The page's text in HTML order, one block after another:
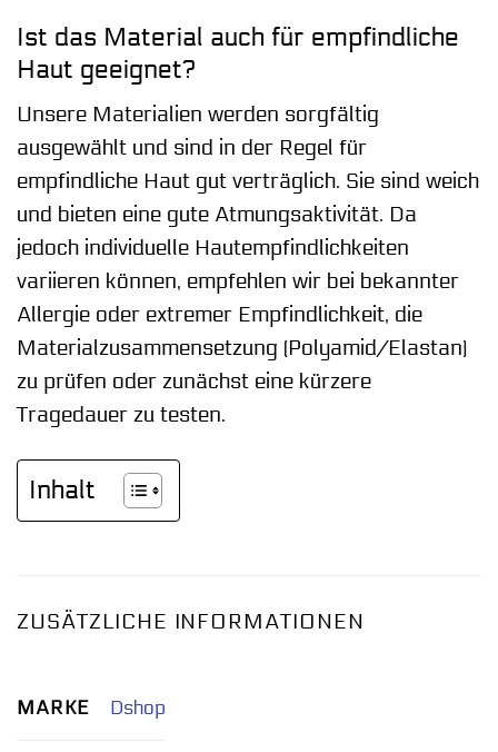
Ist das Material auch für empfindliche
Haut geeignet?
Unsere Materialien werden sorgfältig
ausgewählt und sind in der Regel für
empfindliche Haut gut verträglich. Sie sind weich
und bieten eine gute Atmungsaktivität. Da
jedoch individuelle Hautempfindlichkeiten
variieren können, empfehlen wir bei bekannter
Allergie oder extremer Empfindlichkeit, die
Materialzusammensetzung (Polyamid/Elastan)
zu prüfen oder zunächst eine kürzere
Tragedauer zu testen.
Inhalt
ZUSÄTZLICHE INFORMATIONEN
MARKE Dshop